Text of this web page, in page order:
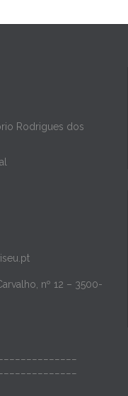
Rodrigues dos
nº 12 – 3500-